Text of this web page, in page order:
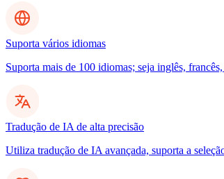
Suporta vários idiomas
Suporta mais de 100 idiomas; seja inglês,
Tradução de IA de alta precisão
Utiliza tradução de IA avançada, suporta a